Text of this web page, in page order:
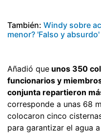
También: Windy sobre
menor? 'Falso y absurdo'
Añadió que unos 350
funcionarios y
conjunta repartieron
corresponde a unas 68
colocaron cinco
para garantizar el agua